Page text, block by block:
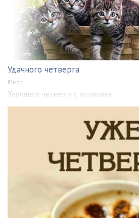
Удачного четверга
Юмор
Хорошего четверга с котиками